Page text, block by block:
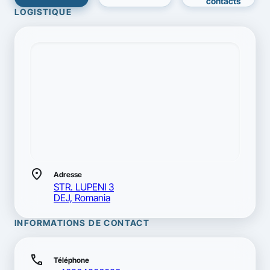
LOGISTIQUE
location_on Adresse
STR. LUPENI 3
DEJ, Romania
INFORMATIONS DE CONTACT
call Téléphone